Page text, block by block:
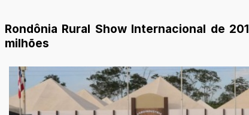
Rondônia Rural Show Internacional de
milhões